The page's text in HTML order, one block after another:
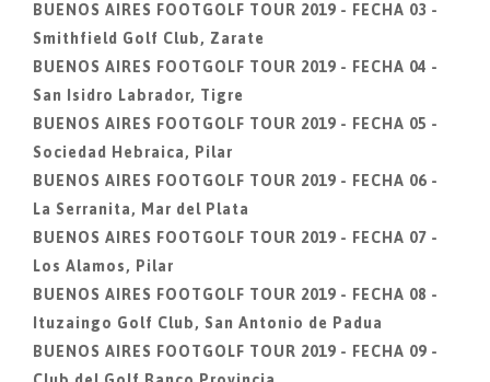
BUENOS AIRES FOOTGOLF TOUR 2019 - FECHA 03 -
Smithfield Golf Club, Zarate
BUENOS AIRES FOOTGOLF TOUR 2019 - FECHA 04 -
San Isidro Labrador, Tigre
BUENOS AIRES FOOTGOLF TOUR 2019 - FECHA 05 -
Sociedad Hebraica, Pilar
BUENOS AIRES FOOTGOLF TOUR 2019 - FECHA 06 -
La Serranita, Mar del Plata
BUENOS AIRES FOOTGOLF TOUR 2019 - FECHA 07 -
Los Alamos, Pilar
BUENOS AIRES FOOTGOLF TOUR 2019 - FECHA 08 -
Ituzaingo Golf Club, San Antonio de Padua
BUENOS AIRES FOOTGOLF TOUR 2019 - FECHA 09 -